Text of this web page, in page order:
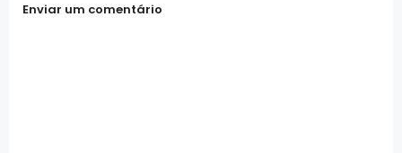
Enviar um comentário